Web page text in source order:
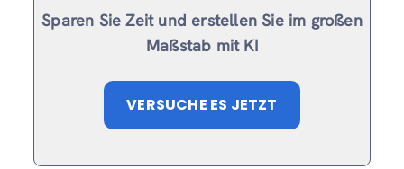
Sparen Sie Zeit und erstellen Sie im großen
Maßstab mit KI
VERSUCHE ES JETZT